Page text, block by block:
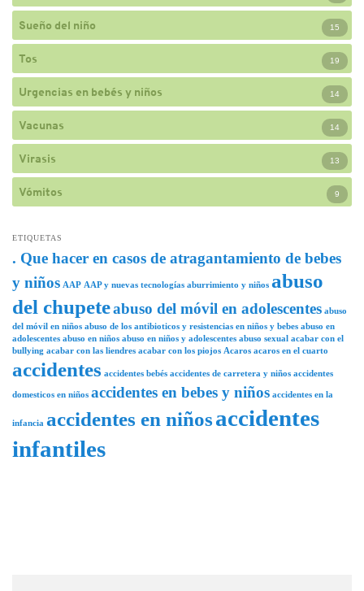
Sueño del niño 15
Tos 19
Urgencias en bebés y niños 14
Vacunas 14
Virasis 13
Vómitos 9
ETIQUETAS
. Que hacer en casos de atragantamiento de bebes
y niños AAP AAP y nuevas tecnologías aburrimiento y niños abuso
del chupeteabuso del móvil en adolescentes abuso
del móvil en niños abuso de los antibioticos y resistencias en niños y bebes abuso en
adolescentes abuso en niños abuso en niños y adolescentes abuso sexual acabar con el
bullying acabar con las liendres acabar con los piojos Acaros acaros en el cuarto
accidentes accidentes bebés accidentes de carretera y niños accidentes
domesticos en niños accidentes en bebes y niños accidentes en la
infancia accidentes en niñosaccidentes
infantiles